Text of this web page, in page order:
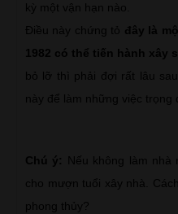
kỳ một vận hạn nào.
Điều này chứng tỏ đây là
1982 có thể tiến hành xây
bỏ lỡ thì phải đợi rất lâu
này để làm những việc trọng
Chú ý:
Nếu không làm
cho mượn tuổi xây nhà.
phong thủy?